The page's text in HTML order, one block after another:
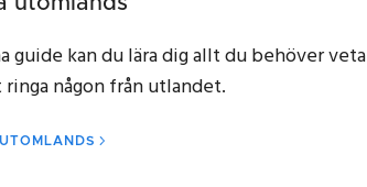
guide kan du lära dig allt du behöver veta
någon från utlandet.